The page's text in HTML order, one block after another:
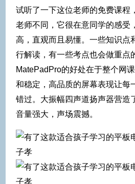
试听了一下这位老师的免费课程
老师不同，它很在意同学的感受
高，直观而且易懂。一些知识点
行解读，有一些考点也会做重点
MatePadPro的好处在于整个网
和稳定，高品质的屏幕表现让每
错过。大振幅四声道扬声器营造
音量强大，声场震撼。